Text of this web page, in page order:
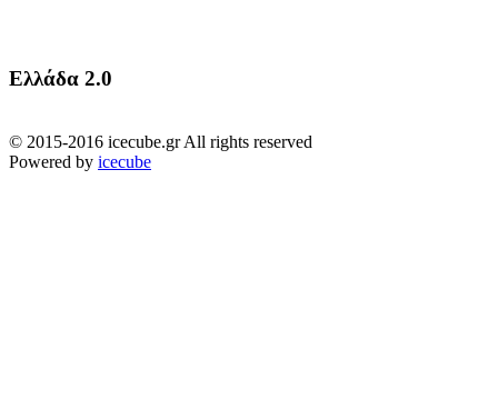
Ελλάδα 2.0
© 2015-2016 icecube.gr All rights reserved
Powered by icecube